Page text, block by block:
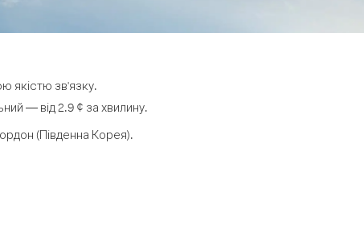
якістю зв'язку.
— від 2.9 ¢ за хвилину.
(Південна Корея).